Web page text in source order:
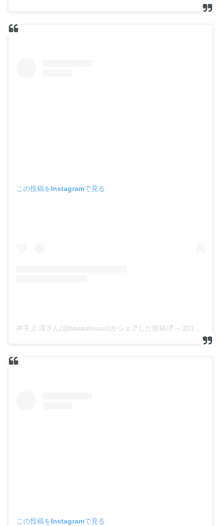
この投稿をInstagramで見る
井手上 漠さん(@baaaakuuuu)がシェアした投稿 – 2019年 6月月19日午前1時44分PDT
この投稿をInstagramで見る